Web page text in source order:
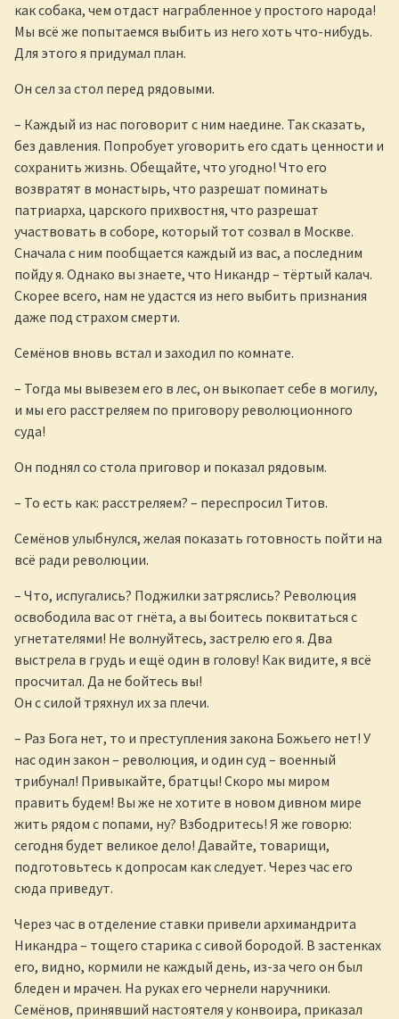
как собака, чем отдаст награбленное у простого народа!
Мы всё же попытаемся выбить из него хоть что-нибудь.
Для этого я придумал план.
Он сел за стол перед рядовыми.
– Каждый из нас поговорит с ним наедине. Так сказать,
без давления. Попробует уговорить его сдать ценности и
сохранить жизнь. Обещайте, что угодно! Что его
возвратят в монастырь, что разрешат поминать
патриарха, царского прихвостня, что разрешат
участвовать в соборе, который тот созвал в Москве.
Сначала с ним пообщается каждый из вас, а последним
пойду я. Однако вы знаете, что Никандр – тёртый калач.
Скорее всего, нам не удастся из него выбить признания
даже под страхом смерти.
Семёнов вновь встал и заходил по комнате.
– Тогда мы вывезем его в лес, он выкопает себе в могилу,
и мы его расстреляем по приговору революционного
суда!
Он поднял со стола приговор и показал рядовым.
– То есть как: расстреляем? – переспросил Титов.
Семёнов улыбнулся, желая показать готовность пойти на
всё ради революции.
– Что, испугались? Поджилки затряслись? Революция
освободила вас от гнёта, а вы боитесь поквитаться с
угнетателями! Не волнуйтесь, застрелю его я. Два
выстрела в грудь и ещё один в голову! Как видите, я всё
просчитал. Да не бойтесь вы!
Он с силой тряхнул их за плечи.
– Раз Бога нет, то и преступления закона Божьего нет! У
нас один закон – революция, и один суд – военный
трибунал! Привыкайте, братцы! Скоро мы миром
править будем! Вы же не хотите в новом дивном мире
жить рядом с попами, ну? Взбодритесь! Я же говорю:
сегодня будет великое дело! Давайте, товарищи,
подготовьтесь к допросам как следует. Через час его
сюда приведут.
Через час в отделение ставки привели архимандрита
Никандра – тощего старика с сивой бородой. В застенках
его, видно, кормили не каждый день, из-за чего он был
бледен и мрачен. На руках его чернели наручники.
Семёнов, принявший настоятеля у конвоира, приказал